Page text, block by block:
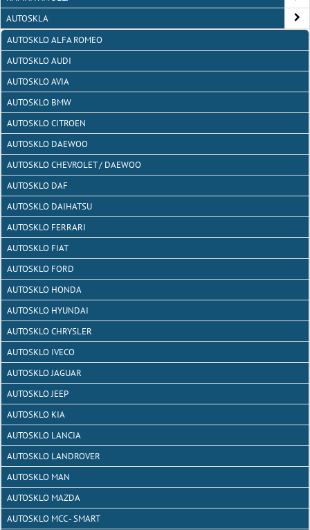
AUTOSKLA
AUTOSKLO ALFA ROMEO
AUTOSKLO AUDI
AUTOSKLO AVIA
AUTOSKLO BMW
AUTOSKLO CITROEN
AUTOSKLO DAEWOO
AUTOSKLO CHEVROLET / DAEWOO
AUTOSKLO DAF
AUTOSKLO DAIHATSU
AUTOSKLO FERRARI
AUTOSKLO FIAT
AUTOSKLO FORD
AUTOSKLO HONDA
AUTOSKLO HYUNDAI
AUTOSKLO CHRYSLER
AUTOSKLO IVECO
AUTOSKLO JAGUAR
AUTOSKLO JEEP
AUTOSKLO KIA
AUTOSKLO LANCIA
AUTOSKLO LANDROVER
AUTOSKLO MAN
AUTOSKLO MAZDA
AUTOSKLO MCC - SMART